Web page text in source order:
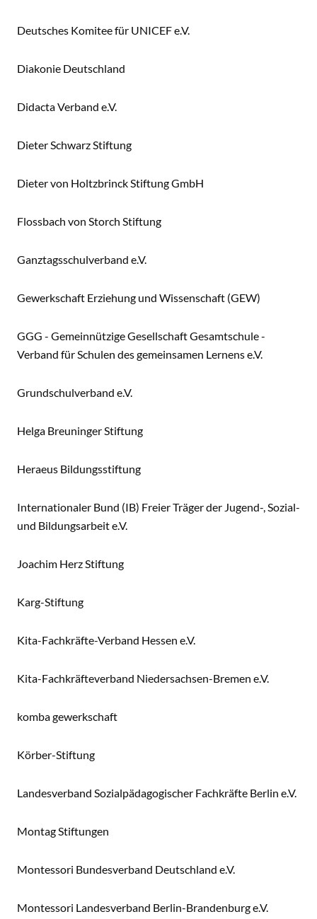
Deutsches Komitee für UNICEF e.V.
Diakonie Deutschland
Didacta Verband e.V.
Dieter Schwarz Stiftung
Dieter von Holtzbrinck Stiftung GmbH
Flossbach von Storch Stiftung
Ganztagsschulverband e.V.
Gewerkschaft Erziehung und Wissenschaft (GEW)
GGG - Gemeinnützige Gesellschaft Gesamtschule -
Verband für Schulen des gemeinsamen Lernens e.V.
Grundschulverband e.V.
Helga Breuninger Stiftung
Heraeus Bildungsstiftung
Internationaler Bund (IB) Freier Träger der Jugend-, Sozial-
und Bildungsarbeit e.V.
Joachim Herz Stiftung
Karg-Stiftung
Kita-Fachkräfte-Verband Hessen e.V.
Kita-Fachkräfteverband Niedersachsen-Bremen e.V.
komba gewerkschaft
Körber-Stiftung
Landesverband Sozialpädagogischer Fachkräfte Berlin e.V.
Montag Stiftungen
Montessori Bundesverband Deutschland e.V.
Montessori Landesverband Berlin-Brandenburg e.V.